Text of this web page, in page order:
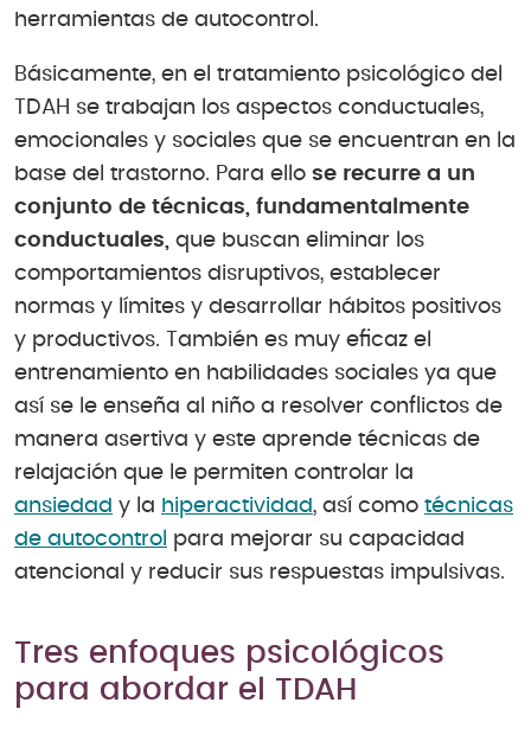
herramientas de autocontrol.
Básicamente, en el tratamiento psicológico del
TDAH se trabajan los aspectos conductuales,
emocionales y sociales que se encuentran en la
base del trastorno. Para ello se recurre a un
conjunto de técnicas, fundamentalmente
conductuales, que buscan eliminar los
comportamientos disruptivos, establecer
normas y límites y desarrollar hábitos positivos
y productivos. También es muy eficaz el
entrenamiento en habilidades sociales ya que
así se le enseña al niño a resolver conflictos de
manera asertiva y este aprende técnicas de
relajación que le permiten controlar la
ansiedad y la hiperactividad, así como técnicas
de autocontrol para mejorar su capacidad
atencional y reducir sus respuestas impulsivas.
Tres enfoques psicológicos
para abordar el TDAH